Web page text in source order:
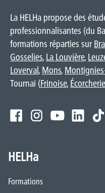
La HELHa propose des
professionnalisantes (du
formations réparties sur
Gosselies, La Louvière,
Loverval, Mons,
Tournai (Frinoise, Écorcherie
HELHa
Formations